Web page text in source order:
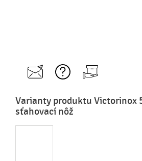
Varianty produktu Victorinox
sťahovací nôž